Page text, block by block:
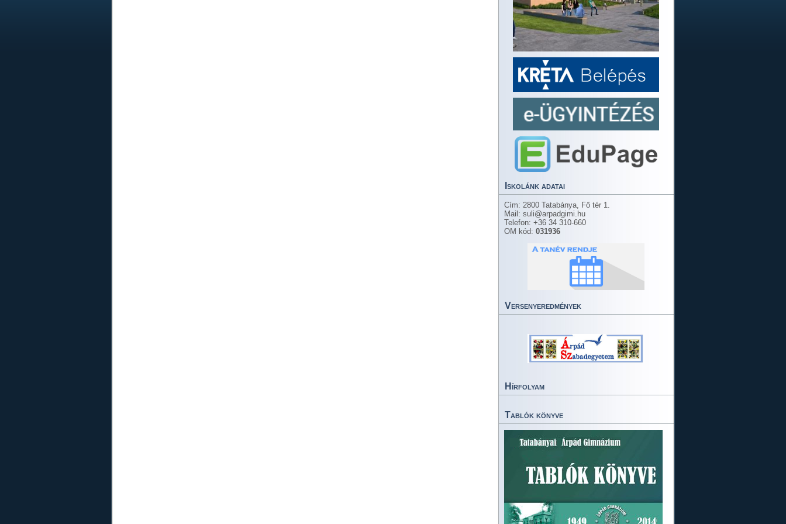
Iskolánk adatai
Cím: 2800 Tatabánya, Fő tér 1.
Mail: suli@arpadgimi.hu
Telefon: +36 34 310-660
OM kód: 031936
Versenyeredmények
Hírfolyam
Tablók könyve